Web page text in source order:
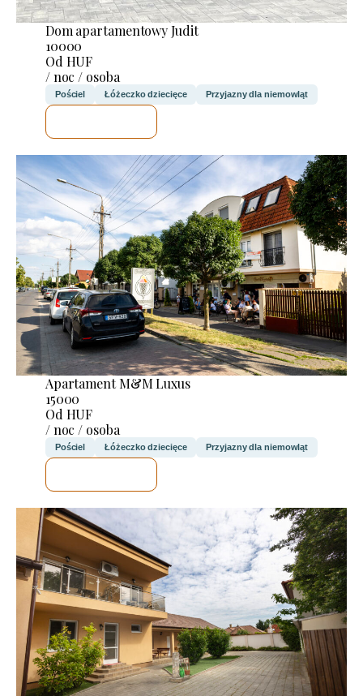
Dom apartamentowy Judit
10000
Od HUF
/ noc / osoba
Pościel Łóżeczko dziecięce Przyjazny dla niemowląt
Apartament M&M Luxus
15000
Od HUF
/ noc / osoba
Pościel Łóżeczko dziecięce Przyjazny dla niemowląt